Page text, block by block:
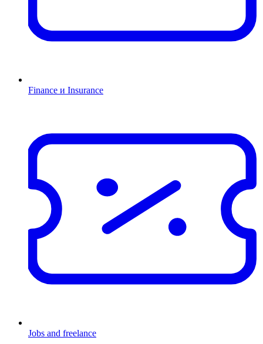
Finance и Insurance
Jobs and freelance